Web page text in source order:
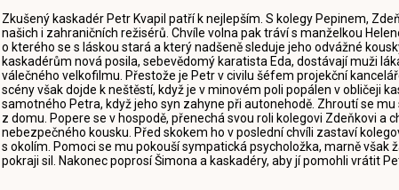
Zkušený kaskadér Petr Kvapil patří k nejlepším. S kolegy Pepinem,
našich i zahraničních režisérů. Chvíle volna pak tráví s manželkou
o kterého se s láskou stará a který nadšeně sleduje jeho odvážné
kaskadérům nová posila, sebevědomý karatista Eda, dostávají muži
válečného velkofilmu. Přestože je Petr v civilu šéfem projekční
scény však dojde k neštěstí, když je v minovém poli popálen v obličeji
samotného Petra, když jeho syn zahyne při autonehodě. Zhroutí se
z domu. Popere se v hospodě, přenechá svou roli kolegovi Zdeňkovi a
nebezpečného kousku. Před skokem ho v poslední chvíli zastaví
s okolím. Pomoci se mu pokouší sympatická psycholožka, marně však
pokraji sil. Nakonec poprosí Šimona a kaskadéry, aby jí pomohli vrátit